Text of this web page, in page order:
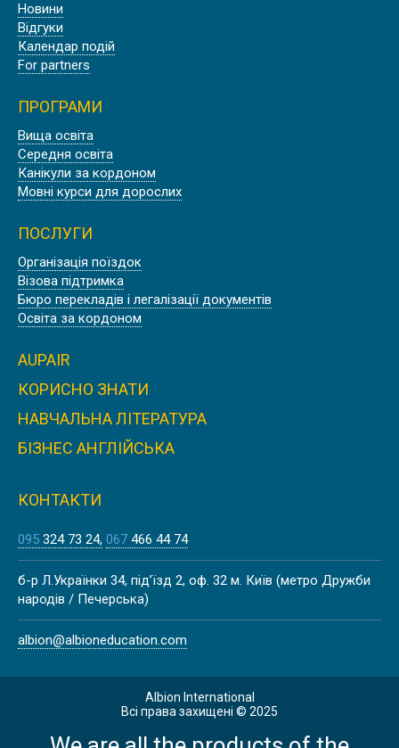
Новини
Відгуки
Календар подій
For partners
ПРОГРАМИ
Вища освіта
Середня освіта
Канікули за кордоном
Мовні курси для дорослих
ПОСЛУГИ
Організація поїздок
Візова підтримка
Бюро перекладів і легалізації документів
Освіта за кордоном
AUPAIR
КОРИСНО ЗНАТИ
НАВЧАЛЬНА ЛІТЕРАТУРА
БІЗНЕС АНГЛІЙСЬКА
КОНТАКТИ
095 324 73 24 067 466 44 74
б-р Л.Українки 34, під’їзд 2, оф. 32 м. Київ (метро Дружби
народів / Печерська)
albion@albioneducation.com
Albion International
Всі права захищені © 2025